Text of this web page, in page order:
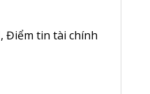
, Điểm tin tài chính